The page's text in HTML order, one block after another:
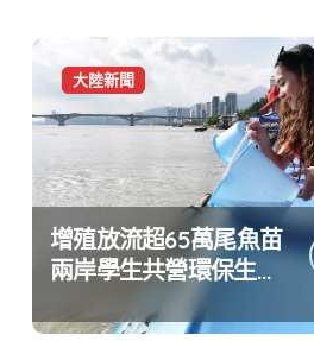
大陸新聞
增殖放流超65萬尾魚苗
兩岸學生共營環保生態